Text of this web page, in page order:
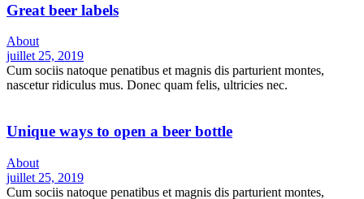
Great beer labels
About
juillet 25, 2019
Cum sociis natoque penatibus et magnis dis parturient montes,
nascetur ridiculus mus. Donec quam felis, ultricies nec.
Unique ways to open a beer bottle
About
juillet 25, 2019
Cum sociis natoque penatibus et magnis dis parturient montes,